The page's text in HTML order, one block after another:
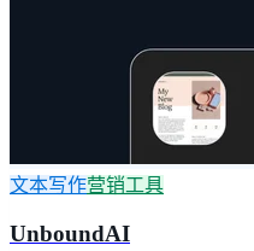
文本写作营销工具
UnboundAI